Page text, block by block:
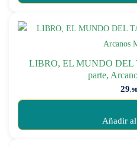
LIBRO, EL MUNDO DEL
parte,
29,90
Añadir